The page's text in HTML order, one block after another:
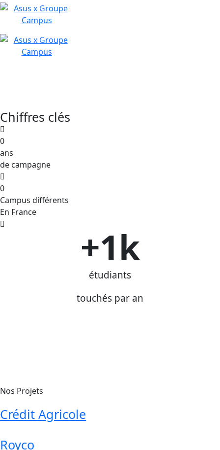
Chiffres clés
0
ans
de campagne
0
Campus différents
En France
+1k
étudiants
touchés par an
Nos Projets
Crédit Agricole
Royco